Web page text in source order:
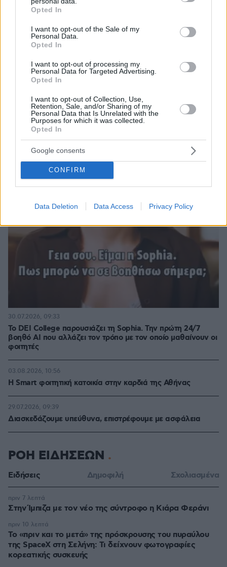
grant or deny consent to Google and its third-party tags to
use your data for below specified purposes in below Google
consent section.
Opted In
I want to opt-out of the Sale of my
Personal Data.
Opted In
I want to opt-out of processing my
Personal Data for Targeted Advertising.
Opted In
I want to opt-out of Collection, Use,
Retention, Sale, and/or Sharing of my
Personal Data that Is Unrelated with the
Purposes for which it was collected.
Opted In
Google consents
CONFIRM
Data Deletion Data Access Privacy Policy
Thema Insights
Το DEI College παρουσιάζει τη Sophia. Την πρώτη 24/7
βοηθό AI που αλλάζει τον τρόπο με τον οποίο μαθαίνουν οι
φοιτητές
30.07.2026, 09:33
Η Smart φοιτητική κατοικία στην καρδιά της Αθήνας
03.08.2026, 10:56
Διασκεδάζουμε υπεύθυνα, επιστρέφουμε με ασφάλεια
29.07.2026, 09:39
και μάθετε πρώτοι όλες τις ειδήσεις
Δείτε όλες τις τελευταίεςΕιδήσεις
από την Ελλάδα
και τον Κόσμο, τη στιγμή που συμβαίνουν, στο
Protothema.gr
ΡΟΗ ΕΙΔΗΣΕΩΝ
Ειδήσεις Δημοφιλή Σχολιασμένα
Στην Ίμπιζα με τον νέο της σύντροφο η Κιάρα Φεράνι
πριν 7 λεπτά
Το «πριν και το μετά» της πρόσκρουσης του πυραύλου
της SpaceX στη Σελήνη: Τι δείχνουν φωτογραφίες
κορεατικής συσκευής
πριν 10 λεπτά